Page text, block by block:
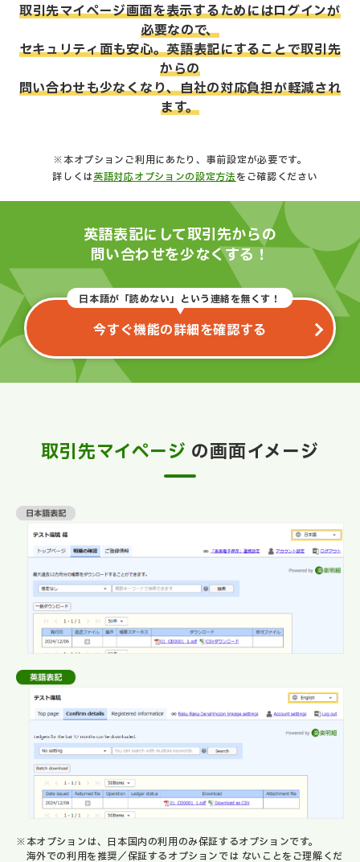
取引先マイページ画面を表示するためにはログインが
必要なので、
セキュリティ面も安心。英語表記にすることで取引先
からの
問い合わせも少なくなり、自社の対応負担が軽減され
ます。
※本オプションご利用にあたり、事前設定が必要です。
詳しくは英語対応オプションの設定方法をご確認ください
英語表記にして取引先からの
問い合わせを少なくする！
日本語が「読めない」という連絡を無くす！
今すぐ機能の詳細を確認する
取引先マイページ の画面イメージ
※本オプションは、日本国内の利用のみ保証するオプションです。
海外での利用を推奨／保証するオプションでは ないことをご理解くだ